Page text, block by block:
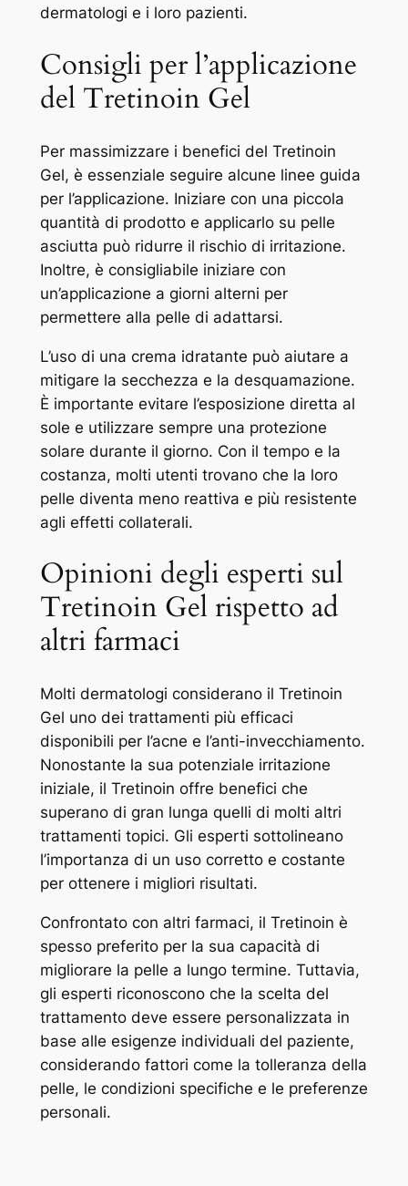
dermatologi e i loro pazienti.
Consigli per l’applicazione
del Tretinoin Gel
Per massimizzare i benefici del Tretinoin
Gel, è essenziale seguire alcune linee guida
per l’applicazione. Iniziare con una piccola
quantità di prodotto e applicarlo su pelle
asciutta può ridurre il rischio di irritazione.
Inoltre, è consigliabile iniziare con
un’applicazione a giorni alterni per
permettere alla pelle di adattarsi.
L’uso di una crema idratante può aiutare a
mitigare la secchezza e la desquamazione.
È importante evitare l’esposizione diretta al
sole e utilizzare sempre una protezione
solare durante il giorno. Con il tempo e la
costanza, molti utenti trovano che la loro
pelle diventa meno reattiva e più resistente
agli effetti collaterali.
Opinioni degli esperti sul
Tretinoin Gel rispetto ad
altri farmaci
Molti dermatologi considerano il Tretinoin
Gel uno dei trattamenti più efficaci
disponibili per l’acne e l’anti-invecchiamento.
Nonostante la sua potenziale irritazione
iniziale, il Tretinoin offre benefici che
superano di gran lunga quelli di molti altri
trattamenti topici. Gli esperti sottolineano
l’importanza di un uso corretto e costante
per ottenere i migliori risultati.
Confrontato con altri farmaci, il Tretinoin è
spesso preferito per la sua capacità di
migliorare la pelle a lungo termine. Tuttavia,
gli esperti riconoscono che la scelta del
trattamento deve essere personalizzata in
base alle esigenze individuali del paziente,
considerando fattori come la tolleranza della
pelle, le condizioni specifiche e le preferenze
personali.